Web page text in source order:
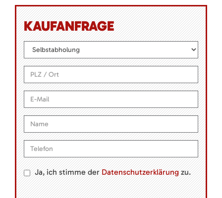
KAUFANFRAGE
Ja, ich stimme derDatenschutzerklärungzu.